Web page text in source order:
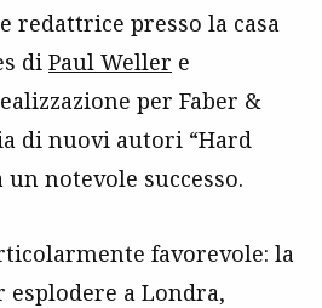
redattrice presso la casa
di Paul Weller e
per Faber &
di nuovi autori “Hard
notevole successo.
favorevole: la
esplodere a Londra,